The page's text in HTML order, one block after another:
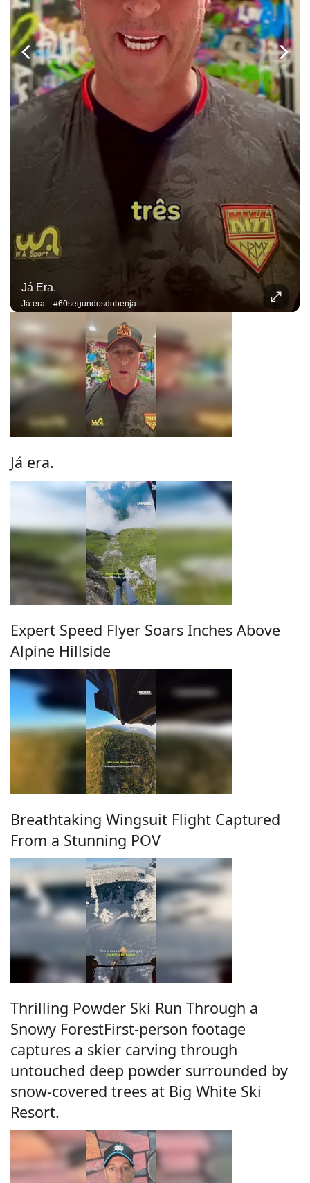
Já Era.
Já era... #60segundosdobenja
Já era.
Expert Speed Flyer Soars Inches Above
Alpine Hillside
Breathtaking Wingsuit Flight Captured
From a Stunning POV
Thrilling Powder Ski Run Through a
Snowy ForestFirst-person footage
captures a skier carving through
untouched deep powder surrounded by
snow-covered trees at Big White Ski
Resort.